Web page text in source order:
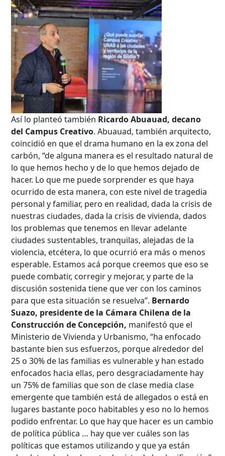
Así lo planteó también Ricardo Abuauad, decano
del Campus Creativo. Abuauad, también arquitecto,
coincidió en que el drama humano en la ex zona del
carbón, “de alguna manera es el resultado natural de
lo que hemos hecho y de lo que hemos dejado de
hacer. Lo que me puede sorprender es que haya
ocurrido de esta manera, con este nivel de tragedia
personal y familiar, pero en realidad, dada la crisis de
nuestras ciudades, dada la crisis de vivienda, dados
los problemas que tenemos en llevar adelante
ciudades sustentables, tranquilas, alejadas de la
violencia, etcétera, lo que ocurrió era más o menos
esperable. Estamos acá porque creemos que eso se
puede combatir, corregir y mejorar, y parte de la
discusión sostenida tiene que ver con los caminos
para que esta situación se resuelva”. Bernardo
Suazo, presidente de la Cámara Chilena de la
Construcción de Concepción, manifestó que el
Ministerio de Vivienda y Urbanismo, “ha enfocado
bastante bien sus esfuerzos, porque alrededor del
25 o 30% de las familias es vulnerable y han estado
enfocados hacia ellas, pero desgraciadamente hay
un 75% de familias que son de clase media clase
emergente que también está de allegados o está en
lugares bastante poco habitables y eso no lo hemos
podido enfrentar. Lo que hay que hacer es un cambio
de política pública … hay que ver cuáles son las
políticas que estamos utilizando y que ya están